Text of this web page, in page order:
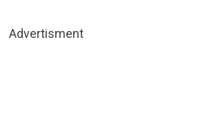
Advertisment